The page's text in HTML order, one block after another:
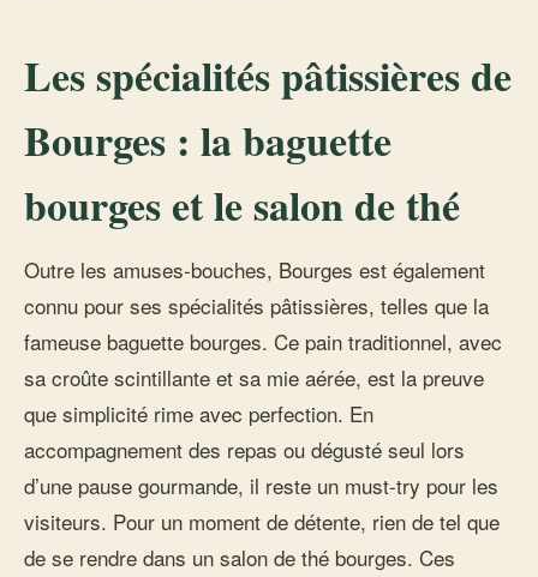
Les spécialités pâtissières de
Bourges : la baguette
bourges et le salon de thé
Outre les amuses-bouches, Bourges est également
connu pour ses spécialités pâtissières, telles que la
fameuse baguette bourges. Ce pain traditionnel, avec
sa croûte scintillante et sa mie aérée, est la preuve
que simplicité rime avec perfection. En
accompagnement des repas ou dégusté seul lors
d’une pause gourmande, il reste un must-try pour les
visiteurs. Pour un moment de détente, rien de tel que
de se rendre dans un salon de thé bourges. Ces